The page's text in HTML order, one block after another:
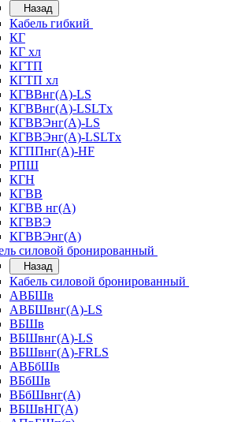
Назад
Кабель гибкий
КГ
КГ хл
КГТП
КГТП хл
КГВВнг(А)-LS
КГВВнг(А)-LSLTx
КГВВЭнг(А)-LS
КГВВЭнг(А)-LSLTx
КГППнг(А)-HF
РПШ
КГН
КГВВ
КГВВ нг(А)
КГВВЭ
КГВВЭнг(А)
силовой бронированный
Назад
Кабель силовой бронированный
АВБШв
АВБШвнг(А)-LS
ВБШв
ВБШвнг(А)-LS
ВБШвнг(А)-FRLS
АВБбШв
ВБбШв
ВБбШвнг(А)
ВБШвНГ(А)